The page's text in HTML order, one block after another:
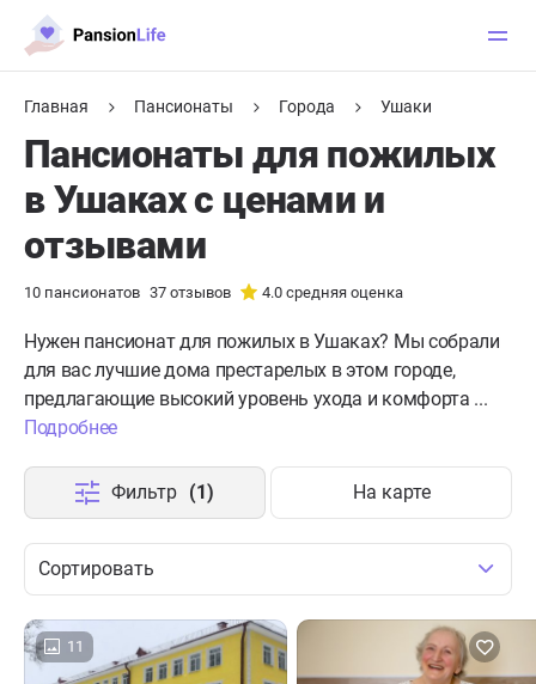
Главная Пансионаты Города Ушаки
Пансионаты для пожилых
в Ушаках с ценами и
отзывами
10 пансионатов 37 отзывов 4.0 средняя оценка
Нужен пансионат для пожилых в Ушаках? Мы собрали
для вас лучшие дома престарелых в этом городе,
предлагающие высокий уровень ухода и комфорта ...
Подробнее
Сортировать
Фильтр (1) На карте
11